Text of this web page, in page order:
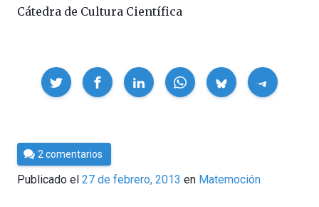
Cátedra de Cultura Científica
Compartir
Por
Cultura
Cientifica
2 comentarios
Publicado el 27 de febrero, 2013 en Matemoción